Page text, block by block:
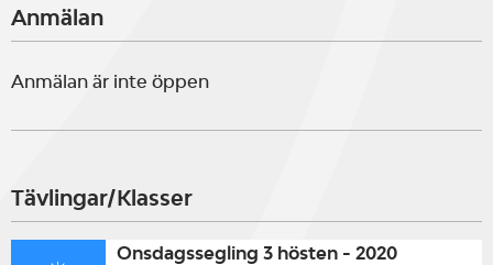
Anmälan
Anmälan är inte öppen
Tävlingar/Klasser
Onsdagssegling 3 hösten - 2020